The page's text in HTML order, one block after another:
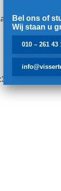
99Bel ons of
Wij staan u
010 – 261 43